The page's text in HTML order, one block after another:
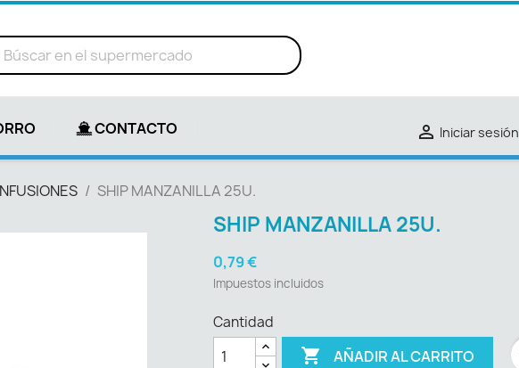
 Iniciar sesión
CONTACTO
SHIP MANZANILLA 25U.
SHIP MANZANILLA 25U.
0,79 €
Impuestos incluidos
Cantidad
 AÑADIR AL CARRITO